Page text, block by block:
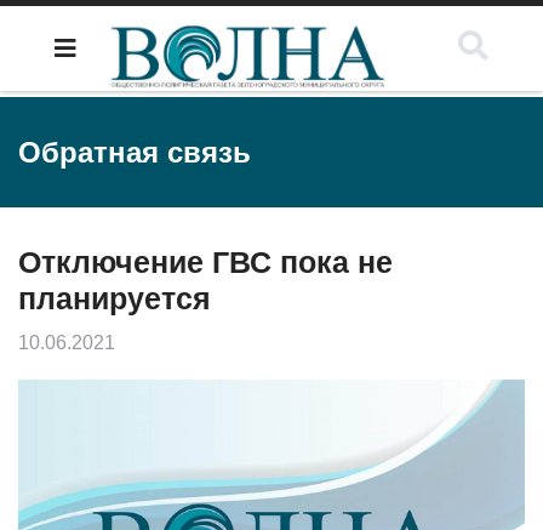
Обратная связь
Отключение ГВС пока не
планируется
10.06.2021